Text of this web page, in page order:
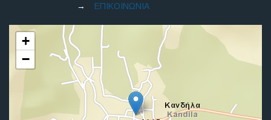
+
−
ΕΠΙΚΟΙΝΩΝΙΑ